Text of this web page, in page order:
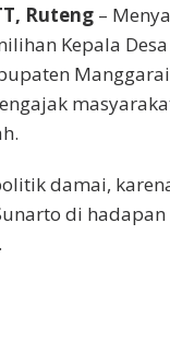
Ruteng–
Kepala
damai,
di hadapan